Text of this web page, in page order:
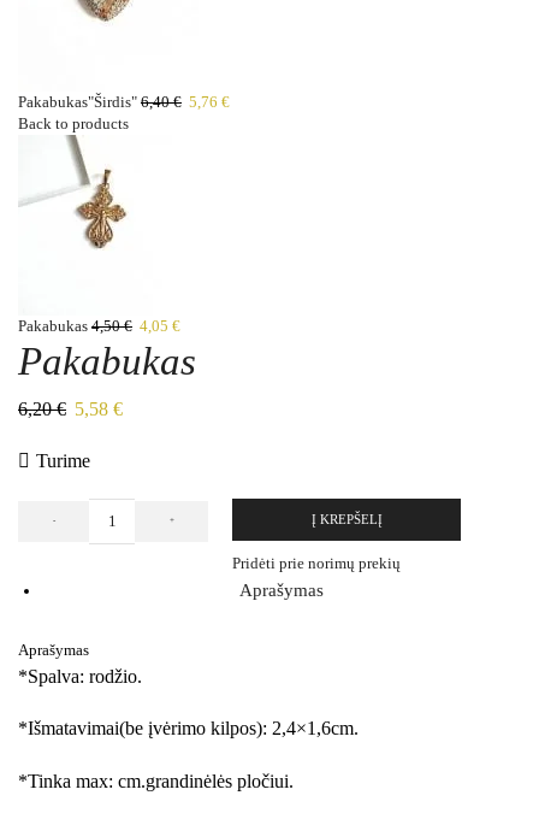
Pakabukas"Širdis" 6,40€ 5,76 €
Back to products
Pakabukas 4,50€ 4,05 €
Pakabukas
6,20€ 5,58 €
Turime
Į KREPŠELĮ
Pridėti prie norimų prekių
Aprašymas
Aprašymas
*Spalva: rodžio.
*Išmatavimai(be įvėrimo kilpos): 2,4×1,6cm.
*Tinka max: cm.grandinėlės pločiui.